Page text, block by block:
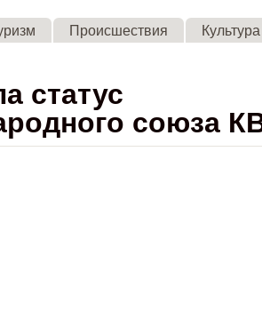
Skip to main content
Происшествия Культура
статус
союза